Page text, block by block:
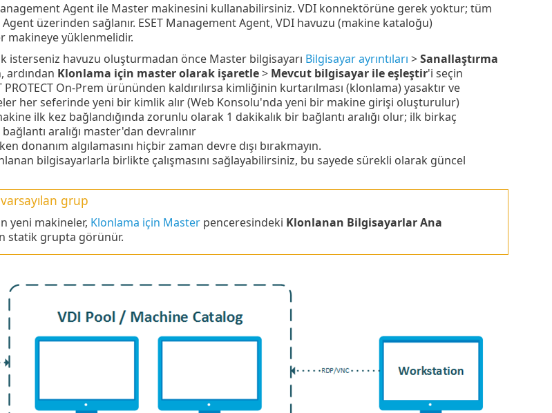
Agent ile Master makinesini kullanabilirsiniz. VDI konnektörüne gerek yoktur; tüm
üzerinden sağlanır. ESET Management Agent, VDI havuzu (makine kataloğu)
makineye yüklenmelidir.
isterseniz havuzu oluşturmadan önce Master bilgisayarı Bilgisayar ayrıntıları >Sanallaştırma
ardından Klonlama için master olarak işaretle> Mevcut bilgisayar ile eşleştir'i seçin
On-Prem ürününden kaldırılırsa kimliğinin kurtarılması (klonlama) yasaktır ve
her seferinde yeni bir kimlik alır (Web Konsolu'nda yeni bir makine girişi oluşturulur)
ilk kez bağlandığında zorunlu olarak 1 dakikalık bir bağlantı aralığı olur; ilk birkaç
aralığı master'dan devralınır
donanım algılamasını hiçbir zaman devre dışı bırakmayın.
bilgisayarlarla birlikte çalışmasını sağlayabilirsiniz, bu sayede sürekli olarak güncel
grup
yeni makineler, Klonlama için Masterpenceresindeki Klonlanan Bilgisayarlar Ana
statik grupta görünür.